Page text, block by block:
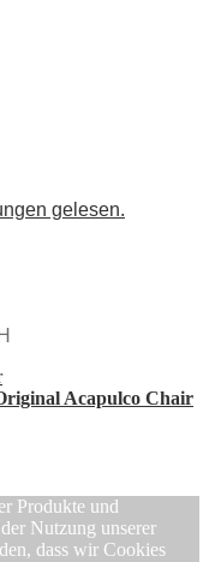
gelesen.
Acapulco Chair
Produkte und
Nutzung unserer
dass wir Cookies